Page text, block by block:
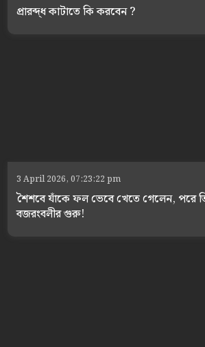
প্রারব্দ্ধ কাটাতে কি করবেন ?
3 April 2026, 07:23:22 pm
শৈশবে যাঁকে ফল ভেবে খেতে গেলেন, পরে
বজরংবলীর গুরু!